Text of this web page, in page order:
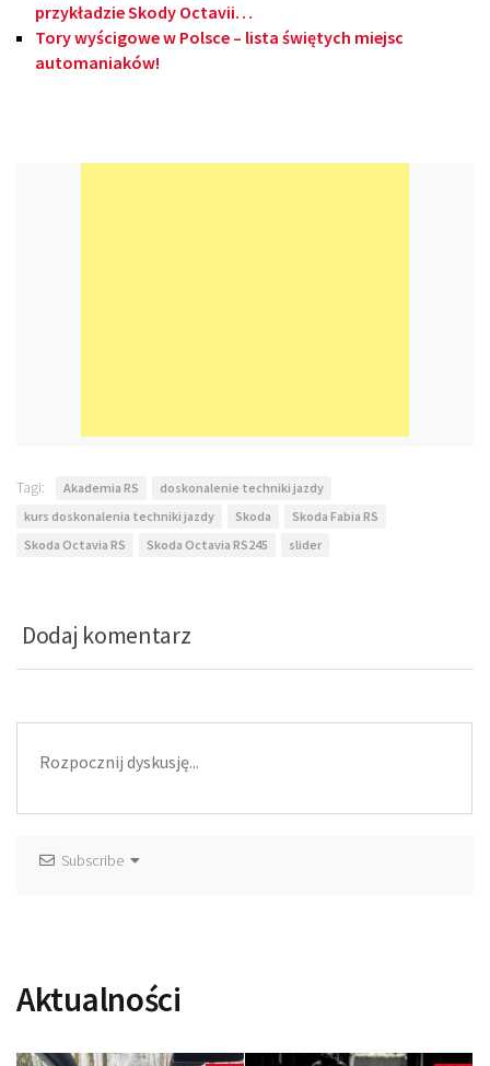
przykładzie Skody Octavii…
Tory wyścigowe w Polsce – lista świętych miejsc
automaniaków!
Tagi: Akademia RS
doskonalenie techniki jazdy
kurs doskonalenia techniki jazdy
Skoda
Skoda Fabia RS
Skoda Octavia RS
Skoda Octavia RS245 slider
Dodaj komentarz
Subscribe
Aktualności